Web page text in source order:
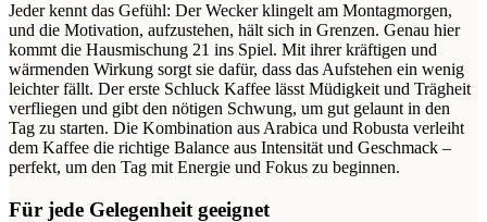
Jeder kennt das Gefühl: Der Wecker klingelt am Montagmorgen,
und die Motivation, aufzustehen, hält sich in Grenzen. Genau hier
kommt die Hausmischung 21 ins Spiel. Mit ihrer kräftigen und
wärmenden Wirkung sorgt sie dafür, dass das Aufstehen ein wenig
leichter fällt. Der erste Schluck Kaffee lässt Müdigkeit und Trägheit
verfliegen und gibt den nötigen Schwung, um gut gelaunt in den
Tag zu starten. Die Kombination aus Arabica und Robusta verleiht
dem Kaffee die richtige Balance aus Intensität und Geschmack –
perfekt, um den Tag mit Energie und Fokus zu beginnen.
Für jede Gelegenheit geeignet